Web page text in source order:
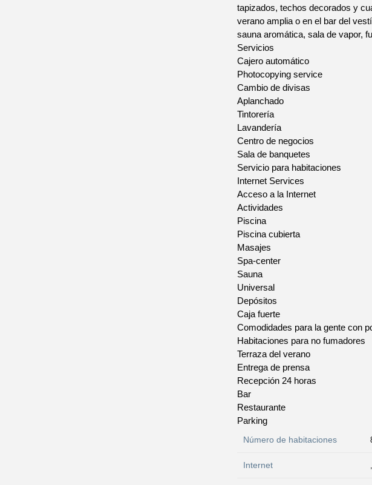
tapizados, techos decorados y
verano amplia o en el bar del
sauna aromática, sala de vapor,
Servicios
Cajero automático
Photocopying service
Cambio de divisas
Aplanchado
Tintorería
Lavandería
Centro de negocios
Sala de banquetes
Servicio para habitaciones
Internet Services
Acceso a la Internet
Actividades
Piscina
Piscina cubierta
Masajes
Spa-center
Sauna
Universal
Depósitos
Caja fuerte
Comodidades para la gente con
Habitaciones para no fumadores
Terraza del verano
Entrega de prensa
Recepción 24 horas
Bar
Restaurante
Parking
Número de habitaciones
Internet